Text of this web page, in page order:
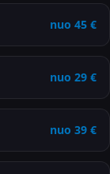
nuo 45 €
nuo 29 €
nuo 39 €